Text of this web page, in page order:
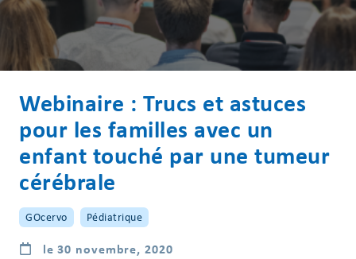
Webinaire : Trucs et astuces
pour les familles avec un
enfant touché par une tumeur
cérébrale
GOcervo Pédiatrique
le 30 novembre, 2020